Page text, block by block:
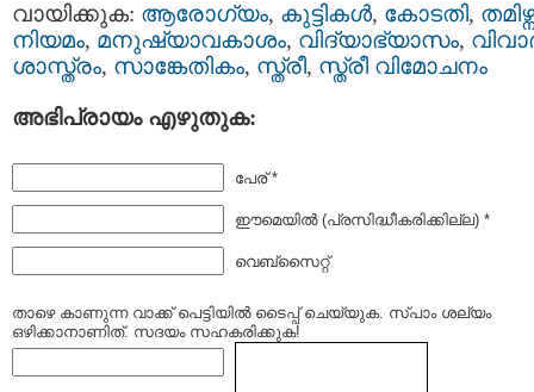
വായിക്കുക: ആരോഗ്യം, കുട്ടികള്‍, കോടതി,
നിയമം, മനുഷ്യാവകാശം, വിദ്യാഭ്യാസം,
ശാസ്ത്രം, സാങ്കേതികം, സ്ത്രീ, സ്ത്രീ വിമോചനം
അഭിപ്രായം എഴുതുക:
പേര് *
ഈമെയില്‍ (പ്രസിദ്ധീകരിക്കില്ല) *
വെബ്സൈറ്റ്
താഴെ കാണുന്ന വാക്ക് പെട്ടിയില്‍ ടൈപ്പ്‌ ചെയ്യുക. സ്പാം ശല്യം
ഒഴിക്കാനാണിത്. സദയം സഹകരിക്കുക!